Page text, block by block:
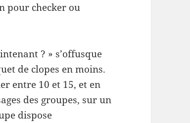
pour checker ou
? » s’offusque
de clopes en moins.
entre 10 et 15, et en
des groupes, sur un
dis­pose